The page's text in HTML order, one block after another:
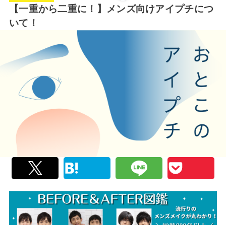
【一重から二重に！】メンズ向けアイプチにつ
いて！